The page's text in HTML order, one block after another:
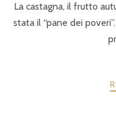
La castagna, il frutto
stata il “pane dei